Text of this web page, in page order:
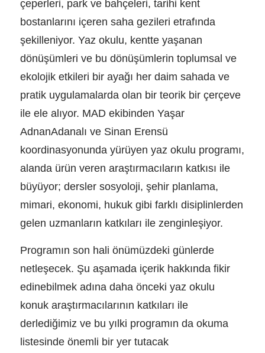
çeperleri, park ve bahçeleri, tarihi kent
bostanlarını içeren saha gezileri etrafında
şekilleniyor. Yaz okulu, kentte yaşanan
dönüşümleri ve bu dönüşümlerin toplumsal ve
ekolojik etkileri bir ayağı her daim sahada ve
pratik uygulamalarda olan bir teorik bir çerçeve
ile ele alıyor. MAD ekibinden Yaşar
AdnanAdanalı ve Sinan Erensü
koordinasyonunda yürüyen yaz okulu programı,
alanda ürün veren araştırmacıların katkısı ile
büyüyor; dersler sosyoloji, şehir planlama,
mimari, ekonomi, hukuk gibi farklı disiplinlerden
gelen uzmanların katkıları ile zenginleşiyor.
Programın son hali önümüzdeki günlerde
netleşecek. Şu aşamada içerik hakkında fikir
edinebilmek adına daha önceki yaz okulu
konuk araştırmacılarının katkıları ile
derlediğimiz ve bu yılki programın da okuma
listesinde önemli bir yer tutacak